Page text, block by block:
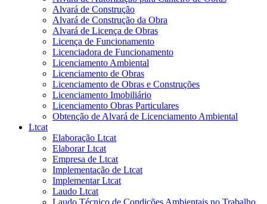
Alvará de Construção
Alvará de Construção da Obra
Alvará de Licença de Obras
Licença de Funcionamento
Licenciadora de Funcionamento
Licenciamento Ambiental
Licenciamento de Obras
Licenciamento de Obras e Construções
Licenciamento Imobiliário
Licenciamento Obras Particulares
Obtenção de Alvará de Licenciamento Ambiental
Ltcat
Elaboração Ltcat
Elaborar Ltcat
Empresa de Ltcat
Implementação de Ltcat
Implementar Ltcat
Laudo Ltcat
Laudo Técnico de Condições Ambientais no Trabalho